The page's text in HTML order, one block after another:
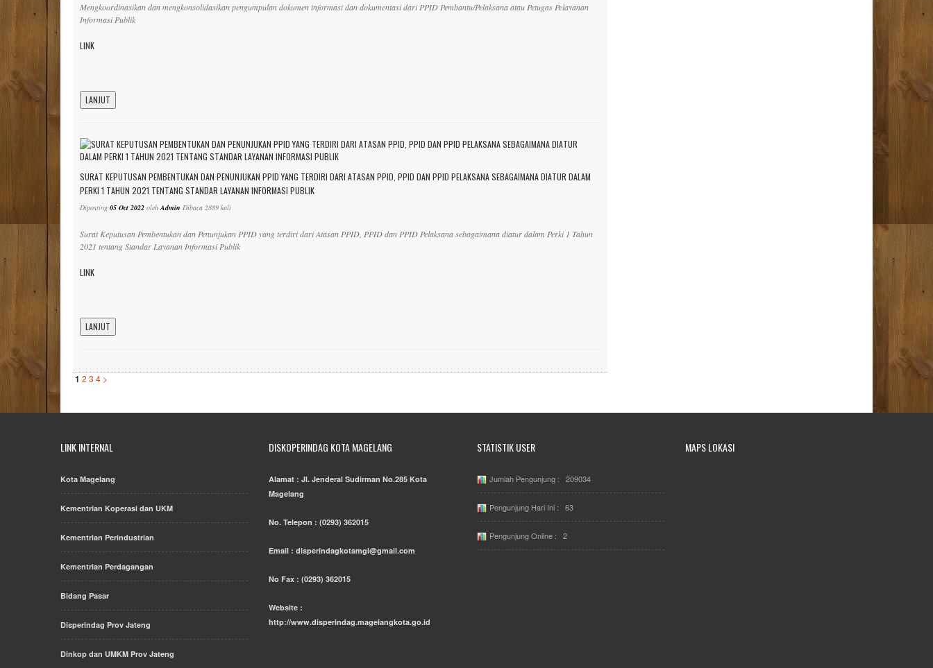
Mengkoordinasikan dan mengkonsolidasikan pengumpulan dokumen informasi dan dokumentasi dari PPID Pembantu/Pelaksana atau Petugas Pelayanan
Informasi Publik
LINK
LANJUT
SURAT KEPUTUSAN PEMBENTUKAN DAN PENUNJUKAN PPID YANG TERDIRI DARI ATASAN PPID, PPID DAN PPID PELAKSANA SEBAGAIMANA DIATUR DALAM
PERKI 1 TAHUN 2021 TENTANG STANDAR LAYANAN INFORMASI PUBLIK
Diposting 05 Oct 2022 olehAdmin Dibaca 2889 kali
Surat Keputusan Pembentukan dan Penunjukan PPID yang terdiri dari Atasan PPID, PPID dan PPID Pelaksana sebagaimana diatur dalam Perki 1 Tahun
2021 tentang Standar Layanan Informasi Publik
LINK
LANJUT
1 2 3 4 >
LINK INTERNAL
Kota Magelang
Kementrian Koperasi dan UKM
Kementrian Perindustrian
Kementrian Perdagangan
Bidang Pasar
Disperindag Prov Jateng
Dinkop dan UMKM Prov Jateng
DISKOPERINDAG KOTA MAGELANG
Alamat : Jl. Jenderal Sudirman No.285 Kota
Magelang
No. Telepon : (0293) 362015
Email : disperindagkotamgl@gmail.com
No Fax : (0293) 362015
Website :
http://www.disperindag.magelangkota.go.id
STATISTIK USER
Jumlah Pengunjung : 209034
Pengunjung Hari Ini : 63
Pengunjung Online : 2
MAPS LOKASI